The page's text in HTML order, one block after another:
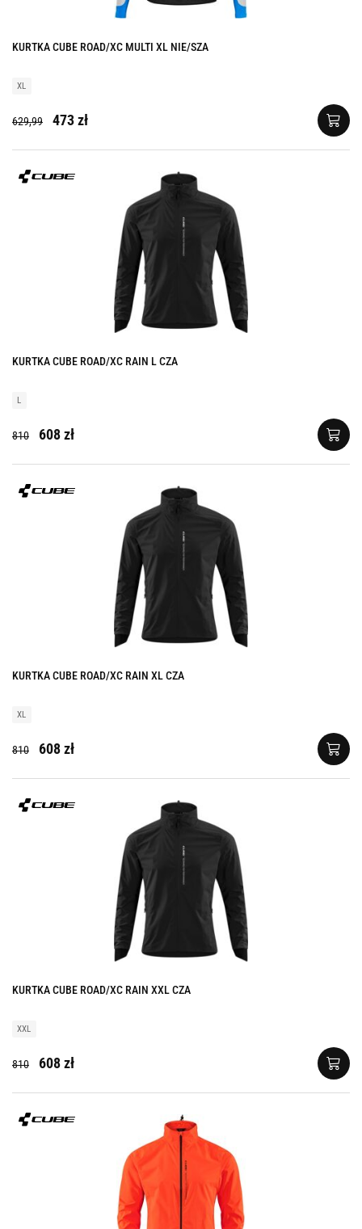
KURTKA CUBE ROAD/XC MULTI XL NIE/SZA
XL
629,99 473 zł
KURTKA CUBE ROAD/XC RAIN L CZA
L
810 608 zł
KURTKA CUBE ROAD/XC RAIN XL CZA
XL
810 608 zł
KURTKA CUBE ROAD/XC RAIN XXL CZA
XXL
810 608 zł